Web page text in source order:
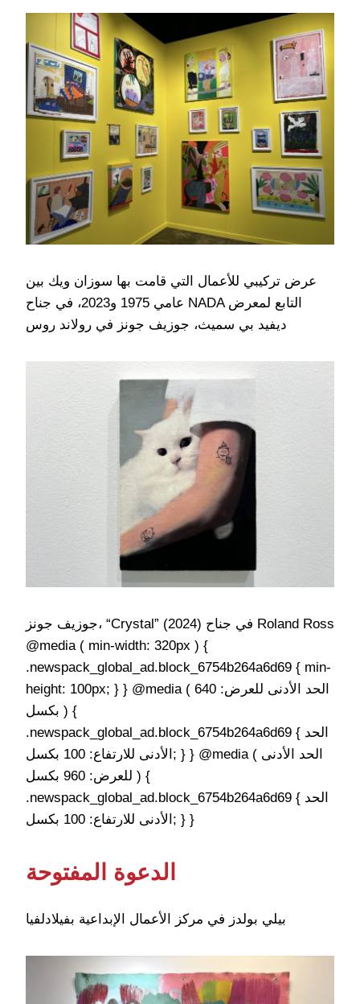
عرض تركيبي للأعمال التي قامت بها سوزان ويك بين
عامي 1975 و2023، في جناح NADA التابع لمعرض
ديفيد بي سميث، جوزيف جونز في رولاند روس
جوزيف جونز، “Crystal” (2024) في جناح Roland Ross
@media ( min-width: 320px ) {
.newspack_global_ad.block_6754b264a6d69 { min-
height: 100px; } } @media ( الحد الأدنى للعرض: 640
بكسل ) {
.newspack_global_ad.block_6754b264a6d69 { الحد
الأدنى للارتفاع: 100 بكسل; } } @media ( الحد الأدنى
للعرض: 960 بكسل ) {
.newspack_global_ad.block_6754b264a6d69 { الحد
الأدنى للارتفاع: 100 بكسل; } }
الدعوة المفتوحة
بيلي بولدز في مركز الأعمال الإبداعية بفيلادلفيا